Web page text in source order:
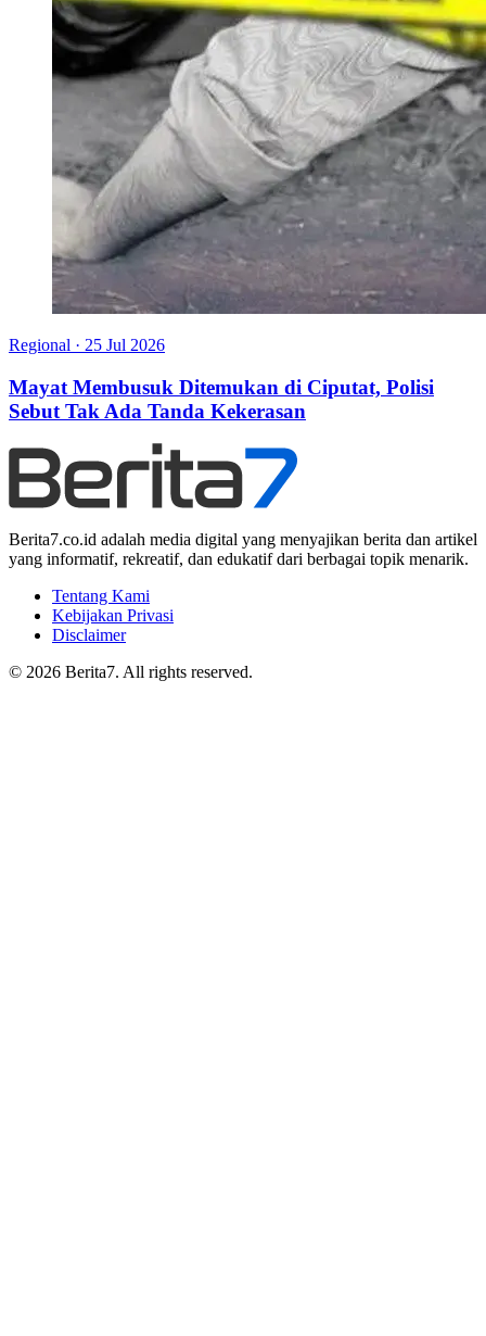
Regional · 25 Jul 2026
Mayat Membusuk Ditemukan di Ciputat, Polisi
Sebut Tak Ada Tanda Kekerasan
Berita7.co.id adalah media digital yang menyajikan berita dan artikel
yang informatif, rekreatif, dan edukatif dari berbagai topik menarik.
Tentang Kami
Kebijakan Privasi
Disclaimer
© 2026 Berita7. All rights reserved.